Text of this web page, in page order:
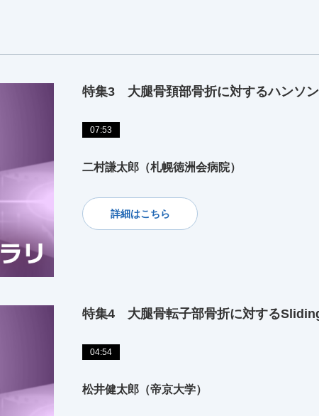
特集3 大腿骨頚部骨折に対するハンソ
07:53
二村謙太郎（札幌徳洲会病院）
詳細はこちら
特集4 大腿骨転子部骨折に対する
04:54
松井健太郎（帝京大学）